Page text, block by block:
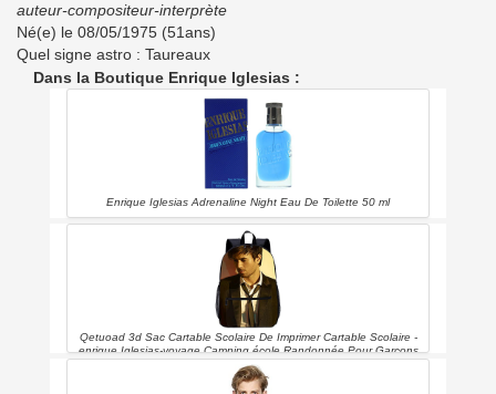
auteur-compositeur-interprète
Né(e) le 08/05/1975 (51ans)
Quel signe astro : Taureaux
Dans la Boutique Enrique Iglesias :
Enrique Iglesias Adrenaline Night Eau De Toilette 50 ml
Qetuoad 3d Sac Cartable Scolaire De Imprimer Cartable Scolaire -
enrique Iglesias-voyage Camping école Randonnée Pour Garçons
Filles-taille : 45x30x15 Cm/17 Pouces-enfant Cartable